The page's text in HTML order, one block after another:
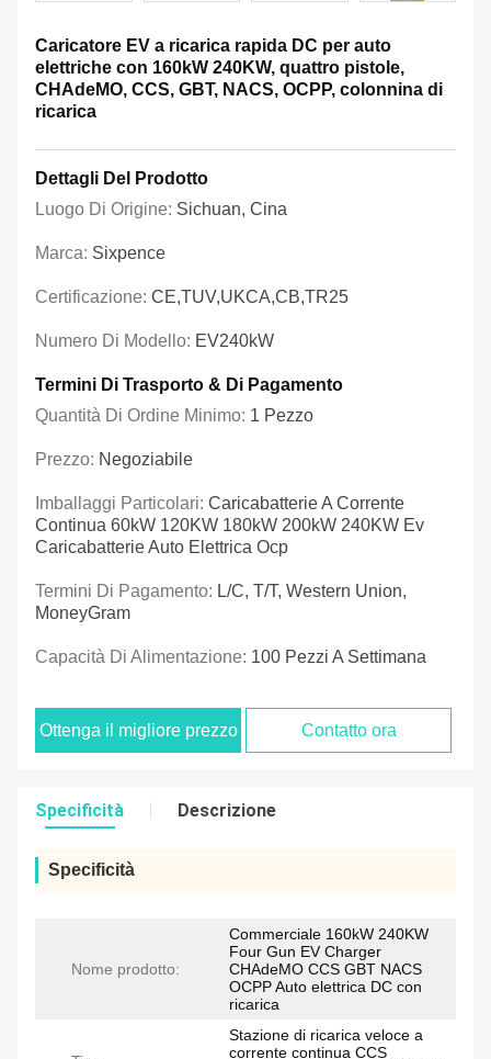
Caricatore EV a ricarica rapida DC per auto
elettriche con 160kW 240KW, quattro pistole,
CHAdeMO, CCS, GBT, NACS, OCPP, colonnina di
ricarica
Dettagli Del Prodotto
Luogo Di Origine: Sichuan, Cina
Marca: Sixpence
Certificazione: CE,TUV,UKCA,CB,TR25
Numero Di Modello: EV240kW
Termini Di Trasporto & Di Pagamento
Quantità Di Ordine Minimo: 1 Pezzo
Prezzo: Negoziabile
Imballaggi Particolari: Caricabatterie A Corrente
Continua 60kW 120KW 180kW 200kW 240KW Ev
Caricabatterie Auto Elettrica Ocp
Termini Di Pagamento: L/C, T/T, Western Union,
MoneyGram
Capacità Di Alimentazione: 100 Pezzi A Settimana
Ottenga il migliore prezzo Contatto ora
Specificità Descrizione
Specificità
Nome prodotto:
Commerciale 160kW 240KW
Four Gun EV Charger
CHAdeMO CCS GBT NACS
OCPP Auto elettrica DC con
ricarica
Stazione di ricarica veloce a
corrente continua CCS